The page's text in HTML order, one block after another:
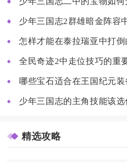
怎样才能在泰拉瑞亚中打倒
全民奇迹2中走位技巧的重
哪些宝石适合在王国纪元装
少年三国志的主角技能该选
精选攻略